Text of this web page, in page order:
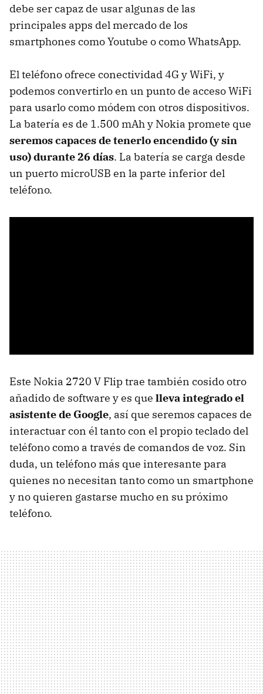
debe ser capaz de usar algunas de las
principales apps del mercado de los
smartphones como Youtube o como WhatsApp.
El teléfono ofrece conectividad 4G y WiFi, y
podemos convertirlo en un punto de acceso WiFi
para usarlo como módem con otros dispositivos.
La batería es de 1.500 mAh y Nokia promete que
seremos capaces de tenerlo encendido (y sin
uso) durante 26 días. La batería se carga desde
un puerto microUSB en la parte inferior del
teléfono.
Este Nokia 2720 V Flip trae también cosido otro
añadido de software y es que lleva integrado el
asistente de Google, así que seremos capaces de
interactuar con él tanto con el propio teclado del
teléfono como a través de comandos de voz. Sin
duda, un teléfono más que interesante para
quienes no necesitan tanto como un smartphone
y no quieren gastarse mucho en su próximo
teléfono.